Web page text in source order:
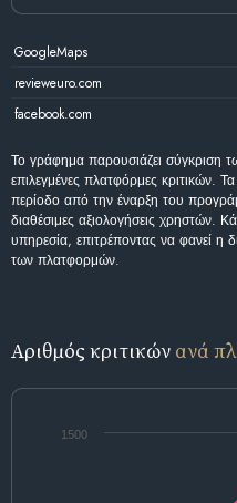
GoogleMaps
revieweuro.com
facebook.com
Το γράφημα παρουσιάζει σύγκριση
επιλεγμένες πλατφόρμες κριτικών.
περίοδο από την έναρξη του
διαθέσιμες αξιολογήσεις χρηστών.
υπηρεσία, επιτρέποντας να φανεί η
των πλατφορμών.
Αριθμός κριτικών ανά
1500